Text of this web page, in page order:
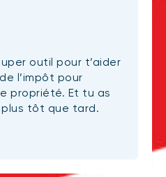
outil pour t’aider
l’impôt pour
propriété. Et tu as
plus tôt que tard.